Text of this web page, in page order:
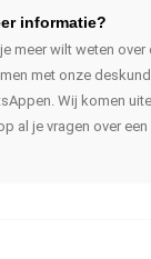
informatie?
meer wilt weten
met onze
Wij komen
al je vragen over